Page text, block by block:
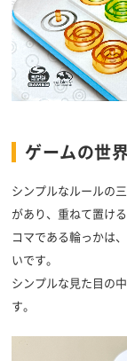
ゲームの世
シンプルなルールの
があり、重ねて置け
コマである輪っかは
いです。
シンプルな見た目の
す。